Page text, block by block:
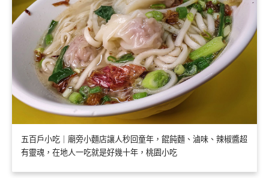
五百戶小吃｜廟旁小麵店讓人秒回童年，餛飩麵、滷味、辣椒醬超
有靈魂，在地人一吃就是好幾十年，桃園小吃